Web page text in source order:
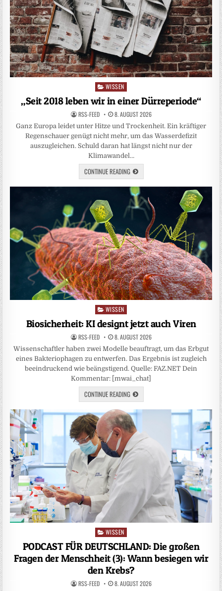
Posted
in
WISSEN
„Seit 2018 leben wir in einer Dürreperiode“
RSS-FEED 8. AUGUST 2026
Ganz Europa leidet unter Hitze und Trockenheit. Ein kräftiger
Regenschauer genügt nicht mehr, um das Wasserdefizit
auszugleichen. Schuld daran hat längst nicht nur der
Klimawandel…
CONTINUE READING
Posted
in
WISSEN
Biosicherheit: KI designt jetzt auch Viren
RSS-FEED 8. AUGUST 2026
Wissenschaftler haben zwei Modelle beauftragt, um das Erbgut
eines Bakteriophagen zu entwerfen. Das Ergebnis ist zugleich
beeindruckend wie beängstigend. Quelle: FAZ.NET Dein
Kommentar: [mwai_chat]
CONTINUE READING
Posted
in
WISSEN
PODCAST FÜR DEUTSCHLAND: Die großen
Fragen der Menschheit (3): Wann besiegen wir
den Krebs?
RSS-FEED 8. AUGUST 2026